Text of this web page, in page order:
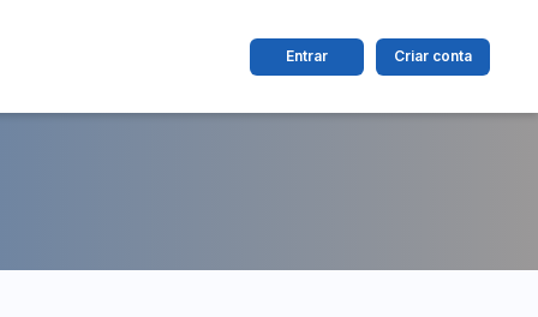
Entrar Criar conta